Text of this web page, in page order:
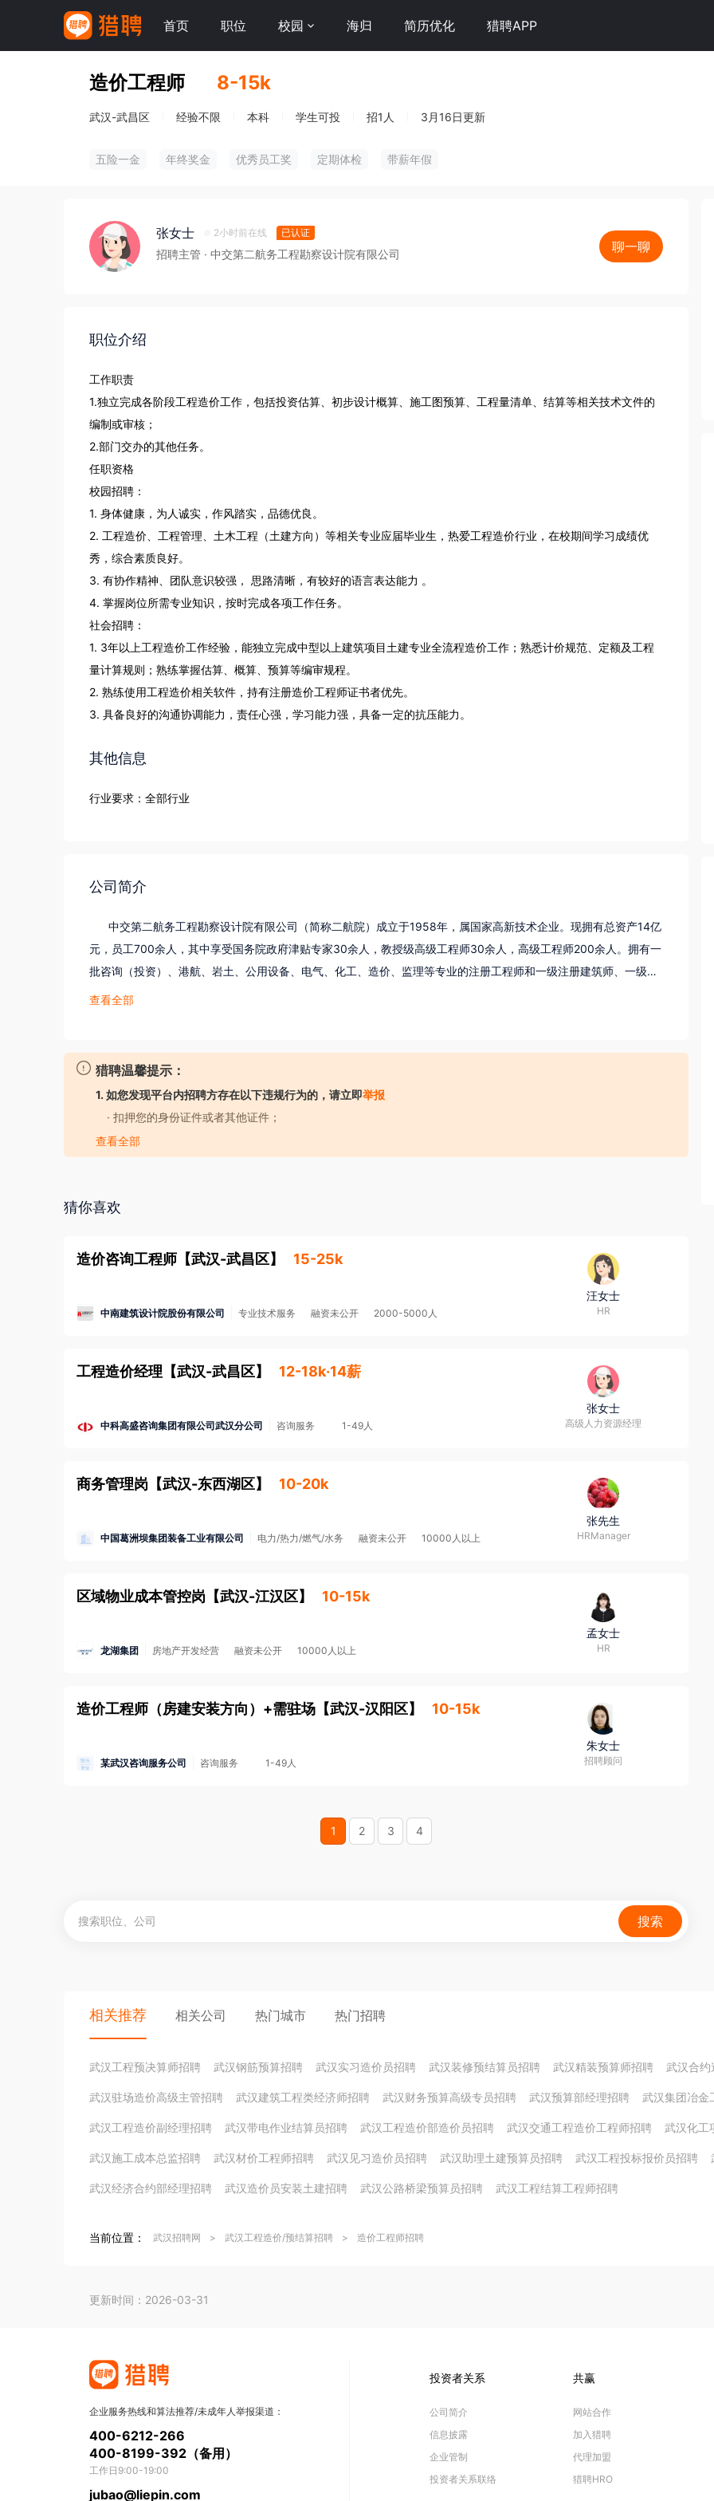
首页 职位 校园 海归 简历优化 猎聘APP
造价工程师 8-15k
武汉-武昌区 经验不限 本科 学生可投 招1人 3月16日更新
五险一金
年终奖金 优秀员工奖 定期体检 带薪年假
张女士 2小时前在线 已认证
招聘主管 · 中交第二航务工程勘察设计院有限公司 聊一聊
职位介绍
工作职责
1.独立完成各阶段工程造价工作，包括投资估算、初步设计概算、施工图预算、工程量清单、结算等相关技术文件的
编制或审核；
2.部门交办的其他任务。
任职资格
校园招聘：
1. 身体健康，为人诚实，作风踏实，品德优良。
2. 工程造价、工程管理、土木工程（土建方向）等相关专业应届毕业生，热爱工程造价行业，在校期间学习成绩优
秀，综合素质良好。
3. 有协作精神、团队意识较强， 思路清晰，有较好的语言表达能力 。
4. 掌握岗位所需专业知识，按时完成各项工作任务。
社会招聘：
1. 3年以上工程造价工作经验，能独立完成中型以上建筑项目土建专业全流程造价工作；熟悉计价规范、定额及工程
量计算规则；熟练掌握估算、概算、预算等编审规程。
2. 熟练使用工程造价相关软件，持有注册造价工程师证书者优先。
3. 具备良好的沟通协调能力，责任心强，学习能力强，具备一定的抗压能力。
其他信息
行业要求：全部行业
公司简介
      中交第二航务工程勘察设计院有限公司（简称二航院）成立于1958年，属国家高新技术企业。现拥有总资产14亿
元，员工700余人，其中享受国务院政府津贴专家30余人，教授级高级工程师30余人，高级工程师200余人。拥有一
批咨询（投资）、港航、岩土、公用设备、电气、化工、造价、监理等专业的注册工程师和一级注册建筑师、一级注
册结构师、一级注册建造师等从业人员；持有工程设计综合甲级、工程勘察综合类甲级和工程测绘、海洋测绘级、工
包、项目管理、设备采购、工程监理等技术服务工作，累计完成国内外各类工程项目5000余项,业务范围辐射亚洲、
非洲、北美、南美等地的全球30多个国家和地区。先后获得国家和省部级工程科技奖励400多个，获国家发明专利和
实用新型专利数十项，主编和参编了数十部国家、部级标准和规范；先后多年被住房和城乡建设部评为全国勘察设计
查看全部
猎聘温馨提示：
1. 如您发现平台内招聘方存在以下违规行为的，请立即举报
· 扣押您的身份证件或者其他证件；
· 要求您提供担保人、担保金或者以其他名义向您收取财物（ 如培训费、体检费、资料费、置装费、押金等）；
· 强迫您入股或者向您集资；
· 发布虚假招聘广告信息；
2. 如您应聘的岗位属于涉外劳务合作/海外岗位的，请务必核实招聘方对外劳务合作资质取得情况，同时注意自身资
查看全部
猜你喜欢
造价咨询工程师 【武汉-武昌区】 15-25k
中南建筑设计院股份有限公司 专业技术服务 融资未公开 2000-5000人
汪女士
HR
工程造价经理 【武汉-武昌区】 12-18k·14薪
中科高盛咨询集团有限公司武汉分公司 咨询服务 1-49人
张女士
高级人力资源经理
商务管理岗 【武汉-东西湖区】 10-20k
中国葛洲坝集团装备工业有限公司 电力/热力/燃气/水务 融资未公开 10000人以上
张先生
HRManager
区域物业成本管控岗 【武汉-江汉区】 10-15k
龙湖集团 房地产开发经营 融资未公开 10000人以上
孟女士
HR
造价工程师（房建安装方向）+需驻场 【武汉-汉阳区】 10-15k
某武汉咨询服务公司 咨询服务 1-49人
朱女士
招聘顾问
1 2 3 4
搜索
相关推荐 相关公司 热门城市 热门招聘
武汉工程预决算师招聘 武汉钢筋预算招聘 武汉实习造价员招聘 武汉装修预结算员招聘 武汉精装预算师招聘 武汉合约
武汉驻场造价高级主管招聘 武汉建筑工程类经济师招聘 武汉财务预算高级专员招聘 武汉预算部经理招聘 武汉集团冶金
武汉工程造价副经理招聘 武汉带电作业结算员招聘 武汉工程造价部造价员招聘 武汉交通工程造价工程师招聘 武汉化工
武汉施工成本总监招聘 武汉材价工程师招聘 武汉见习造价员招聘 武汉助理土建预算员招聘 武汉工程投标报价员招聘
武汉经济合约部经理招聘 武汉造价员安装土建招聘 武汉公路桥梁预算员招聘 武汉工程结算工程师招聘
当前位置： 武汉招聘网 > 武汉工程造价/预结算招聘 > 造价工程师招聘
更新时间：2026-03-31